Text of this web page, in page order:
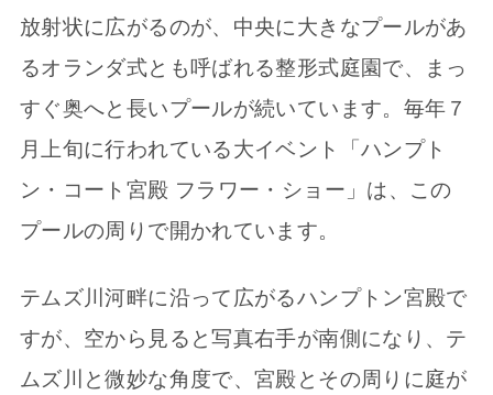
放射状に広がるのが、中央に大きなプールがあ
るオランダ式とも呼ばれる整形式庭園で、まっ
すぐ奥へと長いプールが続いています。毎年７
月上旬に行われている大イベント「ハンプト
ン・コート宮殿 フラワー・ショー」は、この
プールの周りで開かれています。
テムズ川河畔に沿って広がるハンプトン宮殿で
すが、空から見ると写真右手が南側になり、テ
ムズ川と微妙な角度で、宮殿とその周りに庭が